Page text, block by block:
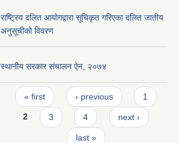
राष्ट्रिय दलित आयोगद्वारा सूचिकृत गरिएका दलित जातीय
अनुसूचीको विवरण
स्थानीय सरकार संचालन ऐन, २०७४
Pages
« first ‹ previous 1
2 3 4 next ›
last »